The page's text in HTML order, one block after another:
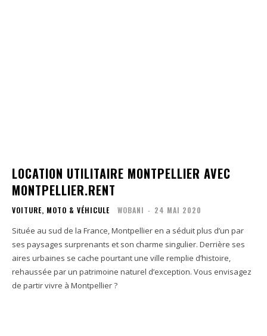
LOCATION UTILITAIRE MONTPELLIER AVEC
MONTPELLIER.RENT
VOITURE, MOTO & VÉHICULE WOBANI - 24 MAI 2020
Située au sud de la France, Montpellier en a séduit plus d’un par
ses paysages surprenants et son charme singulier. Derrière ses
aires urbaines se cache pourtant une ville remplie d’histoire,
rehaussée par un patrimoine naturel d’exception. Vous envisagez
de partir vivre à Montpellier ?